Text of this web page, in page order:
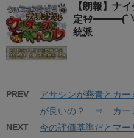
【朗報】ナ
定ｷﾀ━━━(ﾟ
統派
PREV
アサシンが燕青とカ
が良いの？ ⇒ カー
NEXT
今の評価基準だとマ